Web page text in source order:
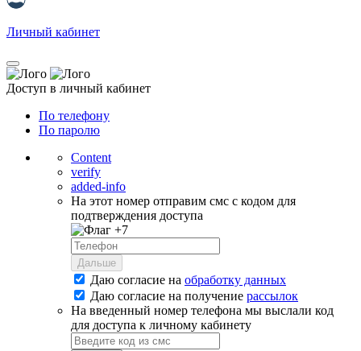
Личный кабинет
Доступ в личный кабинет
По телефону
По паролю
Content
verify
added-info
На этот номер отправим смс с кодом для
подтверждения доступа
+7
Дальше
Даю согласие на обработку данных
Даю согласие на получение рассылок
На введенный номер телефона мы выслали код
для доступа к личному кабинету